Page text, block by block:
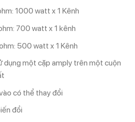
1000 watt x 1 Kênh
700 watt x 1 kênh
500 watt x 1 Kênh
dụng một cặp amply trên một cuộn
có thể thay đổi
đổi